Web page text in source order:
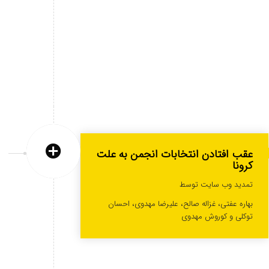
عقب افتادن انتخابات انجمن به علت
کرونا
تمدید وب سایت توسط
بهاره عفتی، غزاله صالح، علیرضا مهدوی، احسان
توکلی و کوروش مهدوی